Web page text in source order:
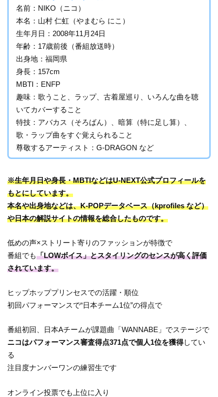
名前：NIKO（ニコ）
本名：山村 仁虹（やまむら にこ）
生年月日：2008年11月24日
年齢：17歳前後（番組放送時）
出身地：福岡県
身長：157cm
MBTI：ENFP
趣味：歌うこと、ラップ、古着屋巡り、いろんな曲を聴
いてカバーすること
特技：アバカス（そろばん）、暗算（特に足し算）、
歌・ラップ曲をすぐ覚えられること
尊敬するアーティスト：G-DRAGON など
※生年月日や身長・MBTIなどはU-NEXT公式プロフィールを
もとにしています。
本名や出身地などは、K-POPデータベース（kprofiles など）
や日本の解説サイトの情報を総合したものです。
低めの声×ストリート寄りのファッションが特徴で
番組でも「LOWボイス」とスタイリングのセンスが高く評価
されています。
ヒップホッププリンセスでの活躍・順位
初回パフォーマンスで“日本チーム1位”の得点で
番組初回、日本Aチームが課題曲「WANNABE」でステージで
ニコはパフォーマンス審査得点371点で個人1位を獲得してい
る
注目度ナンバーワンの練習生です
オンライン投票でも上位に入り